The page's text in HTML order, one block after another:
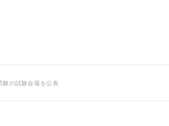
の試験会場を公表